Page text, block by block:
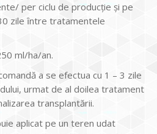
per ciclu de producţie şi pe
zile ȋntre tratamentele
ml/ha/an.
a se efectua cu 1 – 3 zile
urmat de al doilea tratament
transplantării.
aplicat pe un teren udat